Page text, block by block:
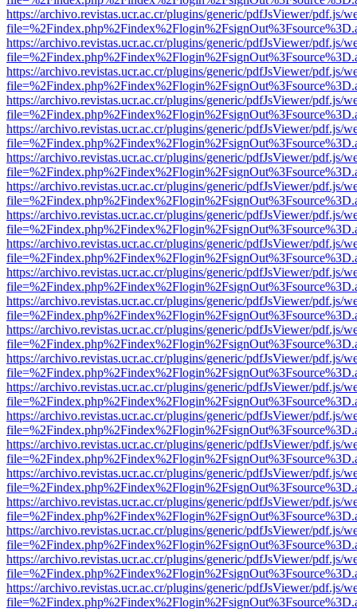
https://archivo.revistas.ucr.ac.cr/plugins/generic/pdfJsViewer/pdf.js/
https://archivo.revistas.ucr.ac.cr/plugins/generic/pdfJsViewer/pdf.js/
https://archivo.revistas.ucr.ac.cr/plugins/generic/pdfJsViewer/pdf.js/
https://archivo.revistas.ucr.ac.cr/plugins/generic/pdfJsViewer/pdf.js/
https://archivo.revistas.ucr.ac.cr/plugins/generic/pdfJsViewer/pdf.js/
https://archivo.revistas.ucr.ac.cr/plugins/generic/pdfJsViewer/pdf.js/
https://archivo.revistas.ucr.ac.cr/plugins/generic/pdfJsViewer/pdf.js/
https://archivo.revistas.ucr.ac.cr/plugins/generic/pdfJsViewer/pdf.js/
https://archivo.revistas.ucr.ac.cr/plugins/generic/pdfJsViewer/pdf.js/
https://archivo.revistas.ucr.ac.cr/plugins/generic/pdfJsViewer/pdf.js/
https://archivo.revistas.ucr.ac.cr/plugins/generic/pdfJsViewer/pdf.js/
https://archivo.revistas.ucr.ac.cr/plugins/generic/pdfJsViewer/pdf.js/
https://archivo.revistas.ucr.ac.cr/plugins/generic/pdfJsViewer/pdf.js/
https://archivo.revistas.ucr.ac.cr/plugins/generic/pdfJsViewer/pdf.js/
https://archivo.revistas.ucr.ac.cr/plugins/generic/pdfJsViewer/pdf.js/
https://archivo.revistas.ucr.ac.cr/plugins/generic/pdfJsViewer/pdf.js/
https://archivo.revistas.ucr.ac.cr/plugins/generic/pdfJsViewer/pdf.js/
https://archivo.revistas.ucr.ac.cr/plugins/generic/pdfJsViewer/pdf.js/
https://archivo.revistas.ucr.ac.cr/plugins/generic/pdfJsViewer/pdf.js/
https://archivo.revistas.ucr.ac.cr/plugins/generic/pdfJsViewer/pdf.js/
https://archivo.revistas.ucr.ac.cr/plugins/generic/pdfJsViewer/pdf.js/